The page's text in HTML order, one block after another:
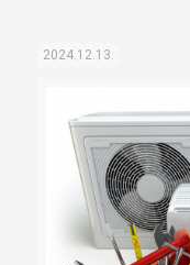
2024.12.13.